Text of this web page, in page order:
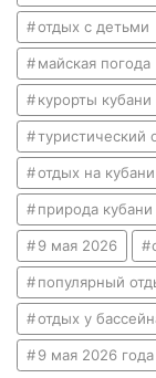
отдых с детьми
майская погода
курорты кубани
туристический
отдых на кубани
природа кубани
9 мая 2026
популярный
отдых у
9 мая 2026 года